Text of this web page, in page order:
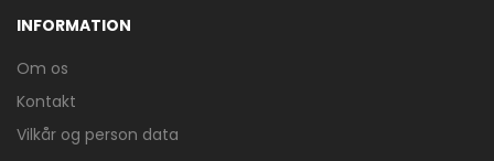
INFORMATION
Om os
Kontakt
Vilkår og person data